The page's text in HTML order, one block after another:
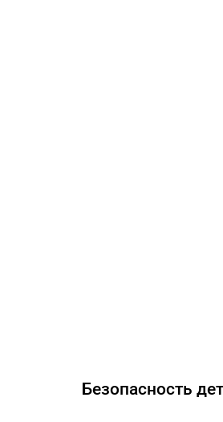
Безопасность